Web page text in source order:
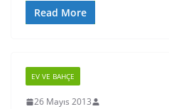
Read More
EV VE BAHÇE
26 Mayıs 2013